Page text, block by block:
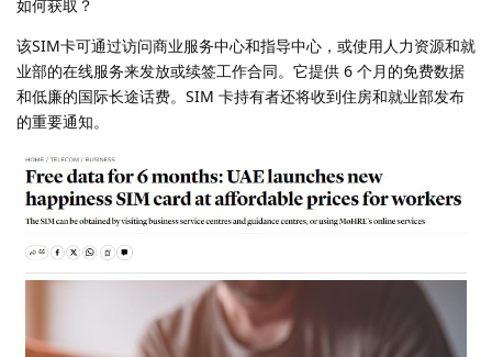
如何获取？
该SIM卡可通过访问商业服务中心和指导中心，或使用人力资源和就
业部的在线服务来发放或续签工作合同。它提供 6 个月的免费数据
和低廉的国际长途话费。SIM 卡持有者还将收到住房和就业部发布
的重要通知。